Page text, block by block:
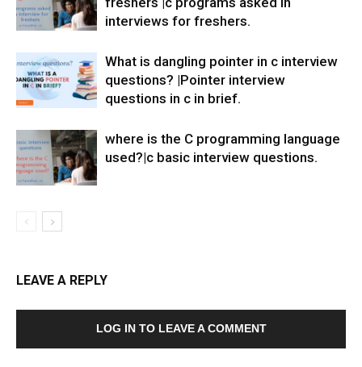
interviews for freshers.
What is dangling pointer in c interview
questions? |Pointer interview
questions in c in brief.
where is the C programming language
used?|c basic interview questions.
LEAVE A REPLY
LOG IN TO LEAVE A COMMENT